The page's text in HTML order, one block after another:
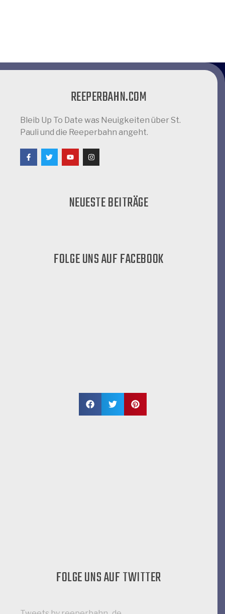
REEPERBAHN.COM
Bleib Up To Date was Neuigkeiten über St.
Pauli und die Reeperbahn angeht.
NEUESTE BEITRÄGE
FOLGE UNS AUF FACEBOOK
FOLGE UNS AUF TWITTER
Bleib Up To Date was auf der Reeperbahn passiert: